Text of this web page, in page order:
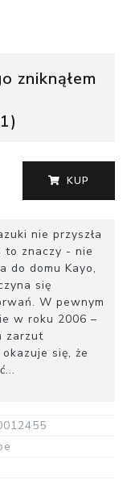
zniknąłem
1)
KUP
nie przyszła
to znaczy - nie
do domu Kayo,
się
W pewnym
w roku 2006 –
zarzut
się, że